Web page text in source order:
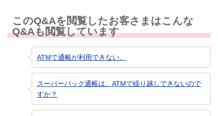
このQ&Aを閲覧したお客さまはこんな
Q&Aも閲覧しています
ATMで通帳が利用できない。
スーパーパック通帳は、ATMで繰り越しできないので
すか？